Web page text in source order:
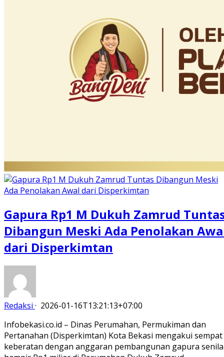
Gapura Rp1 M Dukuh Zamrud
Dibangun Meski Ada Penolakan
dari Disperkimtan
Redaksi · 2026-01-16T13:21:13+07:00
Infobekasi.co.id – Dinas Perumahan, Permukiman dan
Pertanahan (Disperkimtan) Kota Bekasi mengakui sempat
keberatan dengan anggaran pembangunan gapura